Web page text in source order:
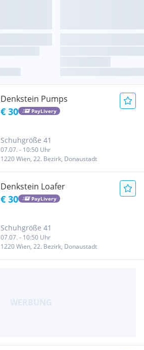
Denkstein Pumps
€ 30 PayLivery
Schuhgröße 41
07.07. - 10:50 Uhr
1220 Wien, 22. Bezirk, Donaustadt
Denkstein Loafer
€ 30 PayLivery
Schuhgröße 41
07.07. - 10:50 Uhr
1220 Wien, 22. Bezirk, Donaustadt